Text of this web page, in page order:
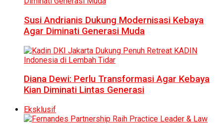
Susi Andrianis Dukung Modernisasi Kebaya
Agar Diminati Generasi Muda
Diana Dewi: Perlu Transformasi Agar Kebaya
Kian Diminati Lintas Generasi
Eksklusif